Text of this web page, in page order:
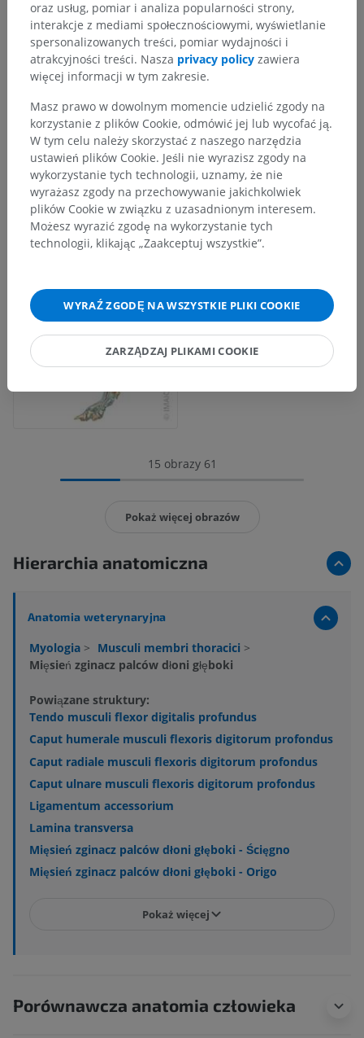
15 obrazy 61
Pokaż więcej obrazów
Hierarchia anatomiczna
Anatomia weterynaryjna
Myologia > Musculi membri thoracici >
Mięsień zginacz palców dłoni głęboki
Powiązane struktury:
Tendo musculi flexor digitalis profundus
Caput humerale musculi flexoris digitorum profondus
Caput radiale musculi flexoris digitorum profondus
Caput ulnare musculi flexoris digitorum profondus
Ligamentum accessorium
Lamina transversa
Mięsień zginacz palców dłoni głęboki - Ścięgno
Mięsień zginacz palców dłoni głęboki - Origo
Pokaż więcej
Porównawcza anatomia człowieka
oraz usług, pomiar i analiza popularności strony,
interakcje z mediami społecznościowymi, wyświetlanie
spersonalizowanych treści, pomiar wydajności i
atrakcyjności treści. Nasza privacy policy zawiera
więcej informacji w tym zakresie.
Masz prawo w dowolnym momencie udzielić zgody na
korzystanie z plików Cookie, odmówić jej lub wycofać ją.
W tym celu należy skorzystać z naszego narzędzia
ustawień plików Cookie. Jeśli nie wyrazisz zgody na
wykorzystanie tych technologii, uznamy, że nie
wyrażasz zgody na przechowywanie jakichkolwiek
plików Cookie w związku z uzasadnionym interesem.
Możesz wyrazić zgodę na wykorzystanie tych
technologii, klikając „Zaakceptuj wszystkie”.
WYRAŹ ZGODĘ NA WSZYSTKIE PLIKI COOKIE
ZARZĄDZAJ PLIKAMI COOKIE